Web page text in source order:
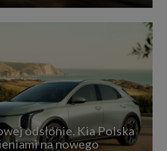
odsłonie. Kia Polska
na nowego